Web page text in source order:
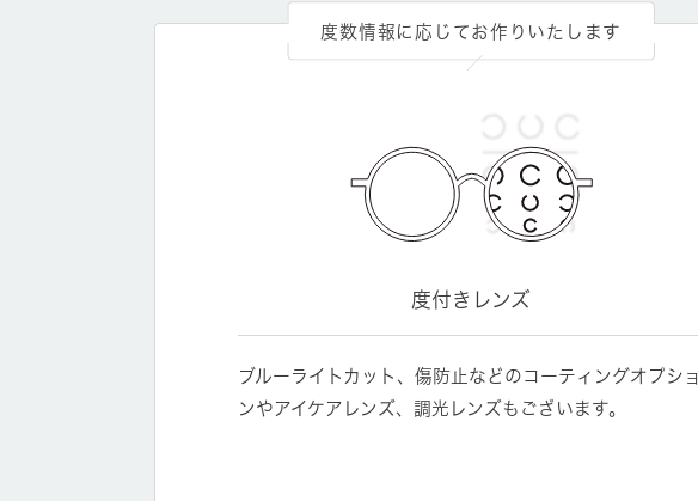
度数情報に応じてお作りいたします
度付きレンズ
ブルーライトカット、傷防止などのコーティングオプショ
ンやアイケアレンズ、調光レンズもございます。